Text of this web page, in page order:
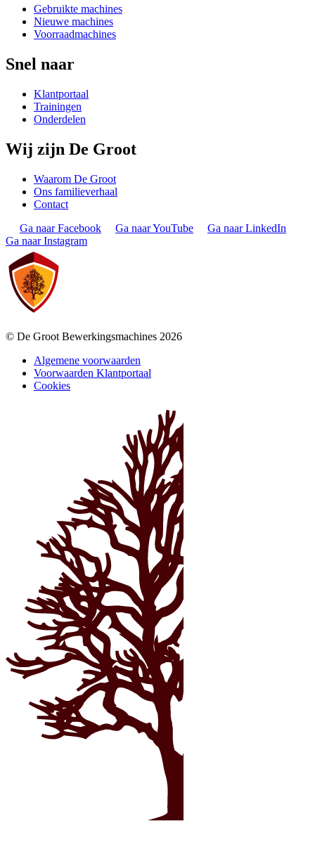
Gebruikte machines
Nieuwe machines
Voorraadmachines
Snel naar
Klantportaal
Trainingen
Onderdelen
Wij zijn De Groot
Waarom De Groot
Ons familieverhaal
Contact
Ga naar Facebook
Ga naar YouTube
Ga naar LinkedIn
Ga naar Instagram
© De Groot Bewerkingsmachines 2026
Algemene voorwaarden
Voorwaarden Klantportaal
Cookies